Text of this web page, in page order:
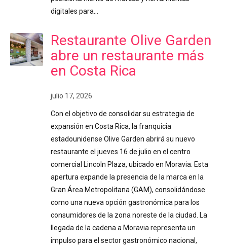
digitales para…
Restaurante Olive Garden
abre un restaurante más
en Costa Rica
julio 17, 2026
Con el objetivo de consolidar su estrategia de
expansión en Costa Rica, la franquicia
estadounidense Olive Garden abrirá su nuevo
restaurante el jueves 16 de julio en el centro
comercial Lincoln Plaza, ubicado en Moravia. Esta
apertura expande la presencia de la marca en la
Gran Área Metropolitana (GAM), consolidándose
como una nueva opción gastronómica para los
consumidores de la zona noreste de la ciudad. La
llegada de la cadena a Moravia representa un
impulso para el sector gastronómico nacional,